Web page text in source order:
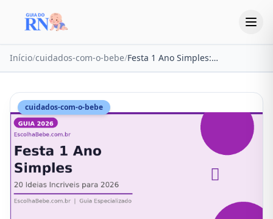
Início/cuidados-com-o-bebe/ Festa 1 Ano Simples: 20 Ideias Incríveis para Comemorar em 2026
cuidados-com-o-bebe